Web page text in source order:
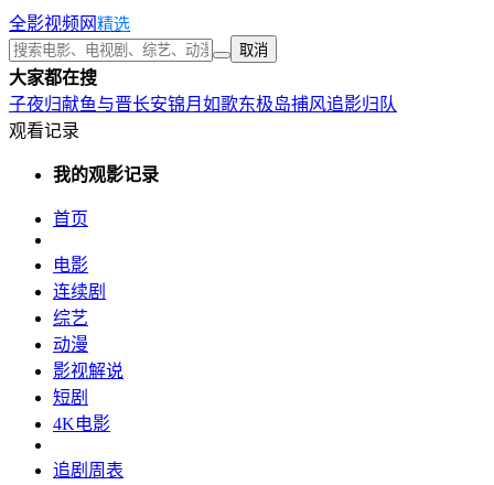
全影视频网精选
取消
大家都在搜
子夜归献鱼与晋长安锦月如歌东极岛捕风追影归队
观看记录
我的观影记录
首页
电影
连续剧
综艺
动漫
影视解说
短剧
4K电影
追剧周表